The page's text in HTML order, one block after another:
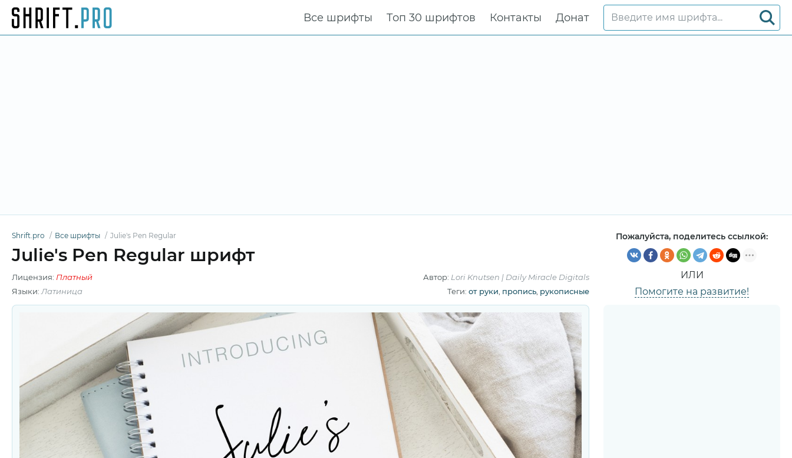
Все шрифты Топ 30 шрифтов Контакты Донат
Shrift.pro Все шрифты Julie's Pen Regular
Julie's Pen Regular шрифт
Лицензия: Платный Автор: Lori Knutsen | Daily Miracle Digitals
Языки: Латиница Теги: от руки пропись рукописные
Пожалуйста, поделитесь ссылкой:
ИЛИ
Помогите на развитие!